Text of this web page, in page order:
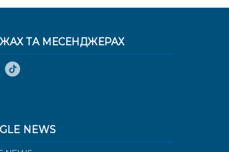
ТА МЕСЕНДЖЕРАХ
NEWS